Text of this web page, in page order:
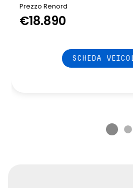
Prezzo Renord
€18.890
SCHEDA